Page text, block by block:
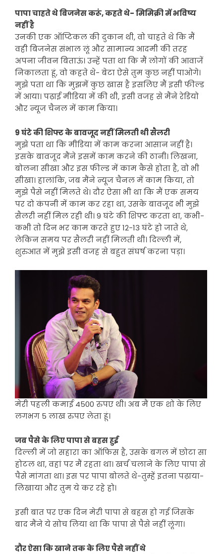
पापा चाहते थे बिजनेस करूं, कहते थे- मिमिक्री में भविष्य
नहीं है
उनकी एक ऑप्टिकल की दुकान थी, वो चाहते थे कि मैं
वही बिजनेस संभाल लूं और सामान्य आदमी की तरह
अपना जीवन बिताऊं। उन्हें पता था कि मैं लोगों की आवाजें
निकालता हूं, वो कहते थे- बेटा ऐसे तुम कुछ नहीं पाओगे।
मुझे पता था कि मुझमें कुछ खास है इसलिए मैं इसी फील्ड
में आया। पढ़ाई मीडिया में की थी, इसी वजह से मैंने रेडियो
और न्यूज चैनल में काम किया।
9 घंटे की शिफ्ट के बावजूद नहीं मिलती थी सैलरी
मुझे पता था कि मीडिया में काम करना आसान नहीं है।
इसके बावजूद मैंने इसमें काम करने की ठानी। लिखना,
बोलना सीखा और इस फील्ड में काम कैसे होता है, वो भी
सीखा। हालांकि, जब मैंने न्यूज चैनल में काम किया, तो
मुझे पैसे नहीं मिलते थे। दौर ऐसा भी था कि मैं एक समय
पर दो कंपनी में काम कर रहा था, उसके बावजूद भी मुझे
सैलरी नहीं मिल रही थी। 9 घंटे की शिफ्ट करता था, कभी-
कभी तो दिन भर काम करते हुए 12-13 घंटे हो जाते थे,
लेकिन समय पर सैलरी नहीं मिलती थी। दिल्ली में,
शुरुआत में मुझे इसी वजह से बहुत संघर्ष करना पड़ा।
मेरी पहली कमाई 4500 रुपए थी। अब मैं एक शो के लिए
लगभग 5 लाख रुपए लेता हूं।
जब पैसे के लिए पापा से बहस हुई
दिल्ली में जो सहारा का ऑफिस है, उसके बगल में छोटा सा
होटल था, वहां पर मैं रहता था। खर्च चलाने के लिए पापा से
पैसे मांगता था। इस पर पापा बोलते थे-तुम्हें इतना पढ़ाया-
लिखाया और तुम ये कर रहे हो।
इसी बात पर एक दिन मेरी पापा से बहस हो गई जिसके
बाद मैंने ये सोच लिया था कि पापा से पैसे नहीं लूंगा।
दौर ऐसा कि खाने तक के लिए पैसे नहीं थे